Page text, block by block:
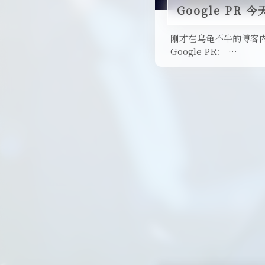
Google PR 今
刚才在乌龟不牛的博客
Google PR： …